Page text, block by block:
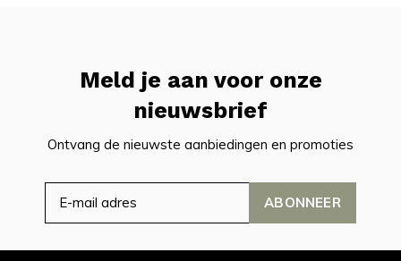
Meld je aan voor onze
nieuwsbrief
Ontvang de nieuwste aanbiedingen en promoties
ABONNEER